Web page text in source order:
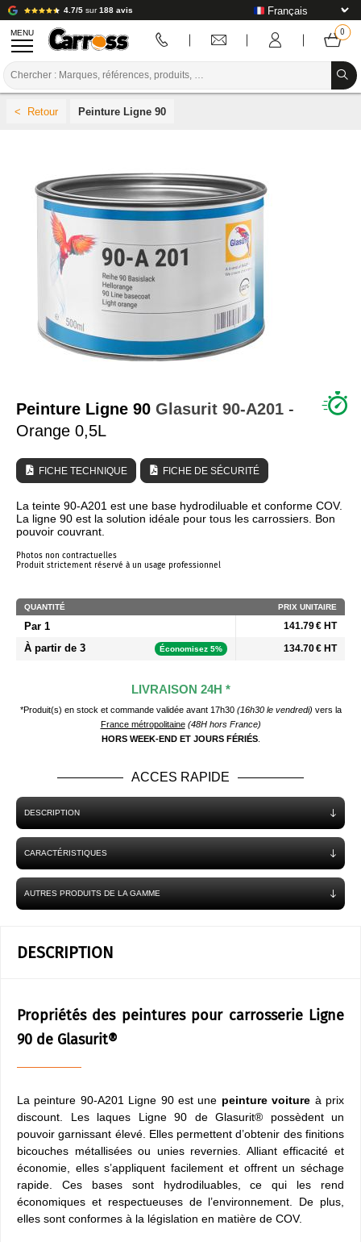
4.7/5 sur188 avis
MENU
PREPARATION / PEINTURE / FINITION
CONSOMMABLE CARROSSERIE
OUTILLAGE CARROSSERIE
ÉQUIPEMENT ATELIER CARROSSERIE
INSTALLATION LABO
TUTORIEL & CONSEILS
Peinture Ligne 90
Peinture Ligne 90 Glasurit 90-A201 -
Orange 0,5L
FICHE TECHNIQUE FICHE DE SÉCURITÉ
La teinte 90-A201 est une base hydrodiluable et conforme COV.
La ligne 90 est la solution idéale pour tous les carrossiers. Bon
pouvoir couvrant.
Photos non contractuelles
Produit strictement réservé à un usage professionnel
QUANTITÉ PRIX UNITAIRE
Par 1 141.79 € HT
À partir de 3 Économisez 5% 134.70 € HT
LIVRAISON 24H *
*Produit(s) en stock et commande validée avant 17h30 (16h30 le vendredi) vers la
France métropolitaine (48H hors France)
HORS WEEK-END ET JOURS FÉRIÉS.
ACCES RAPIDE
DESCRIPTION
CARACTÉRISTIQUES
AUTRES PRODUITS DE LA GAMME
DESCRIPTION
Propriétés des peintures pour carrosserie Ligne
90 de Glasurit®
La peinture 90-A201 Ligne 90 est une peinture voiture à prix
discount. Les laques Ligne 90 de Glasurit® possèdent un
pouvoir garnissant élevé. Elles permettent d’obtenir des finitions
bicouches métallisées ou unies revernies. Alliant efficacité et
économie, elles s’appliquent facilement et offrent un séchage
rapide. Ces bases sont hydrodiluables, ce qui les rend
économiques et respectueuses de l’environnement. De plus,
elles sont conformes à la législation en matière de COV.